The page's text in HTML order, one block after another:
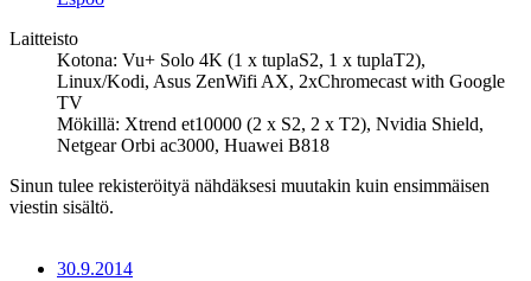
Laitteisto
Kotona: Vu+ Solo 4K (1 x tuplaS2, 1 x tuplaT2),
Linux/Kodi, Asus ZenWifi AX, 2xChromecast with Google
TV
Mökillä: Xtrend et10000 (2 x S2, 2 x T2), Nvidia Shield,
Netgear Orbi ac3000, Huawei B818
Sinun tulee rekisteröityä nähdäksesi muutakin kuin ensimmäisen
viestin sisältö.
30.9.2014